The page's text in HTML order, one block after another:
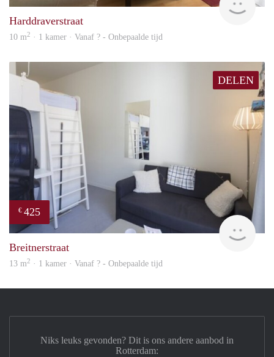
Harddraverstraat
10 m2 · 1 kamer · Vanaf ? - Onbepaalde tijd
DELEN
€ 425
Breitnerstraat
13 m2 · 1 kamer · Vanaf ? - Onbepaalde tijd
Niks leuks gevonden? Dit is ons andere aanbod in
Rotterdam: